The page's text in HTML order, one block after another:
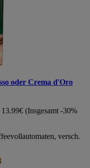
oder Crema d'Oro
(Insgesamt -30%
versch.